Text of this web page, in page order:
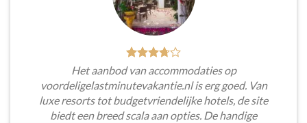
Het aanbod van accommodaties op
voordeligelastminutevakantie.nl is erg goed. Van
luxe resorts tot budgetvriendelijke hotels, de site
biedt een breed scala aan opties. De handige